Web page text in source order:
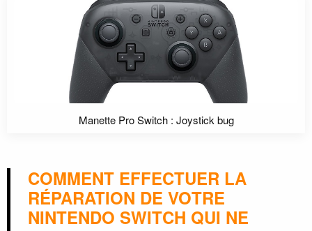
Manette Pro Switch : Joystick bug
COMMENT EFFECTUER LA
RÉPARATION DE VOTRE
NINTENDO SWITCH QUI NE